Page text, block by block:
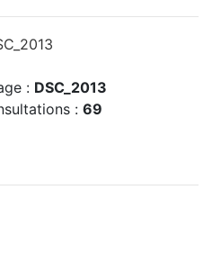
: DSC_2013
: 69